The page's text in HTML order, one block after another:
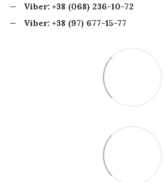
Viber: +38 (068) 236-10-72
Viber: +38 (97) 677-15-77